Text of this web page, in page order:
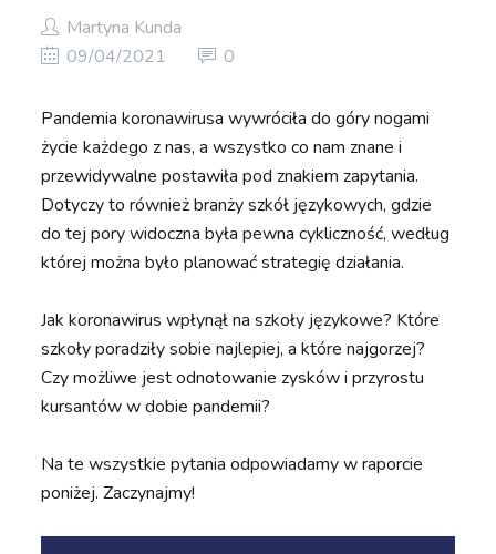
Martyna Kunda
09/04/2021
0
Pandemia koronawirusa wywróciła do góry nogami
życie każdego z nas, a wszystko co nam znane i
przewidywalne postawiła pod znakiem zapytania.
Dotyczy to również branży szkół językowych, gdzie
do tej pory widoczna była pewna cykliczność, według
której można było planować strategię działania.
Jak koronawirus wpłynął na szkoły językowe? Które
szkoły poradziły sobie najlepiej, a które najgorzej?
Czy możliwe jest odnotowanie zysków i przyrostu
kursantów w dobie pandemii?
Na te wszystkie pytania odpowiadamy w raporcie
poniżej. Zaczynajmy!